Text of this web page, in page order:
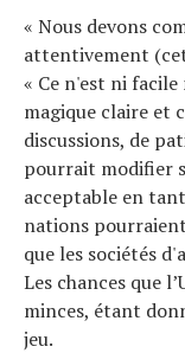
« Nous devons
attentivement
« Ce n'est ni
magique claire et
discussions, de
pourrait modifier
acceptable en
nations
que les sociétés
Les chances que
minces, étant
jeu.